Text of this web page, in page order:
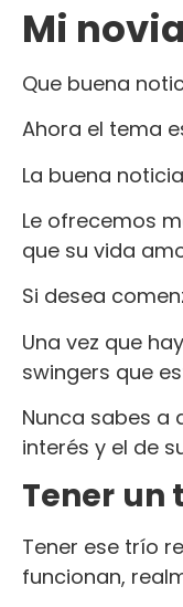
Mi
Que buena
Ahora el tema
La buena
Le ofrecemos
que su vida
Si desea
Una vez que
swingers que
Nunca sabes a
interés y el de
Tener un
Tener ese trío
funcionan,